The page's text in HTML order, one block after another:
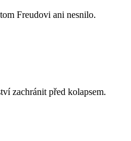
Freudovi ani nesnilo.
zachránit před kolapsem.